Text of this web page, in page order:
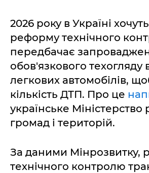
2026 року в Україні
реформу технічного
передбачає
обов'язкового техогляду
легкових автомобілів,
кількість ДТП. Про це
українське Міністерство
громад і територій.
За даними Мінрозвитку,
технічного контролю